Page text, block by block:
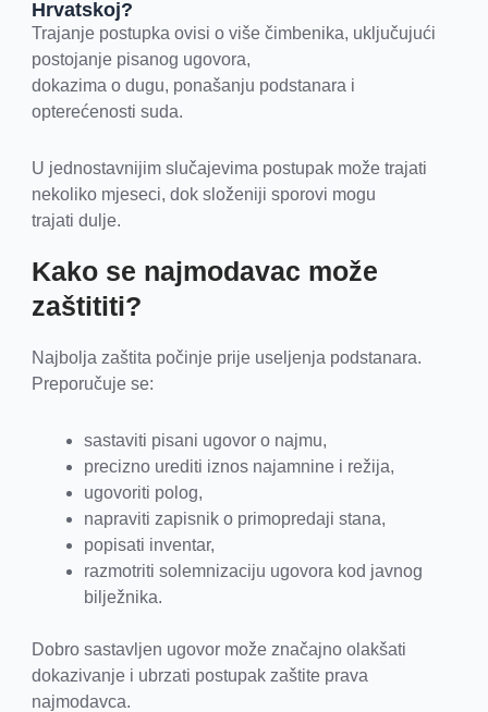
Hrvatskoj?
Trajanje postupka ovisi o više čimbenika, uključujući
postojanje pisanog ugovora,
dokazima o dugu, ponašanju podstanara i
opterećenosti suda.
U jednostavnijim slučajevima postupak može trajati
nekoliko mjeseci, dok složeniji sporovi mogu
trajati dulje.
Kako se najmodavac može
zaštititi?
Najbolja zaštita počinje prije useljenja podstanara.
Preporučuje se:
sastaviti pisani ugovor o najmu,
precizno urediti iznos najamnine i režija,
ugovoriti polog,
napraviti zapisnik o primopredaji stana,
popisati inventar,
razmotriti solemnizaciju ugovora kod javnog
bilježnika.
Dobro sastavljen ugovor može značajno olakšati
dokazivanje i ubrzati postupak zaštite prava
najmodavca.